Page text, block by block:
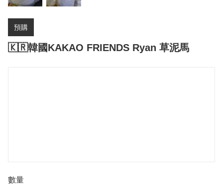
預購
🇰🇷韓國KAKAO FRIENDS Ryan 草泥馬
數量